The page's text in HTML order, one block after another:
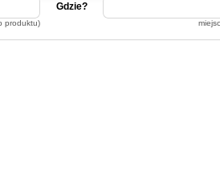
produktu)
Gdzie?